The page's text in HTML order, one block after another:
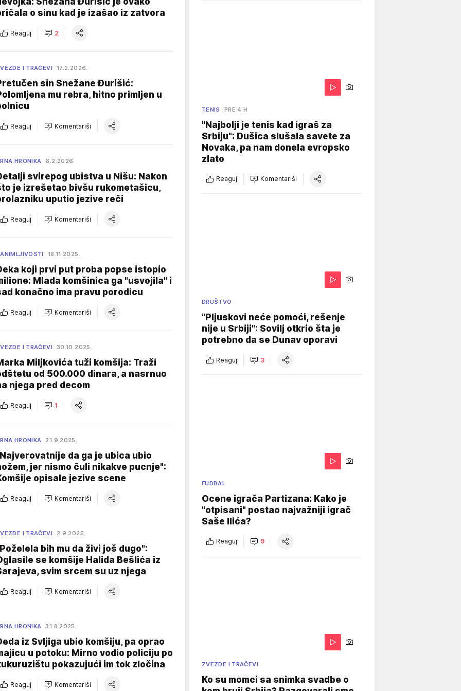
o sinu kad je izašao iz zatvora
Reaguj 2
I TRAČEVI 17.2.2026.
sin Snežane Đurišić:
mu rebra, hitno primljen u
Reaguj Komentariši
HRONIKA 6.2.2026.
svirepog ubistva u Nišu: Nakon
je izrešetao bivšu rukometašicu,
uputio jezive reči
Reaguj Komentariši
18.11.2025.
koji prvi put proba popse istopio
Mlada komšinica ga "usvojila" i
konačno ima pravu porodicu
Reaguj Komentariši
I TRAČEVI 30.10.2025.
Miljkovića tuži komšija: Traži
od 500.000 dinara, a nasrnuo
njega pred decom
Reaguj 1
HRONIKA 21.9.2025.
da ga je ubica ubio
jer nismo čuli nikakve pucnje":
opisale jezive scene
Reaguj Komentariši
I TRAČEVI 2.9.2025.
bih mu da živi još dugo":
se komšije Halida Bešlića iz
svim srcem su uz njega
Reaguj Komentariši
HRONIKA 31.8.2025.
iz Svljiga ubio komšiju, pa oprao
u potoku: Mirno vodio policiju po
pokazujući im tok zločina
Reaguj Komentariši
TENIS PRE 4 H
"Najbolji je tenis kad igraš za
Srbiju": Dušica slušala savete za
Novaka, pa nam donela evropsko
zlato
Reaguj Komentariši
DRUŠTVO
"Pljuskovi neće pomoći, rešenje
nije u Srbiji": Sovilj otkrio šta je
potrebno da se Dunav oporavi
Reaguj 3
FUDBAL
Ocene igrača Partizana: Kako je
"otpisani" postao najvažniji igrač
Saše Ilića?
Reaguj 9
ZVEZDE I TRAČEVI
Ko su momci sa snimka svadbe o